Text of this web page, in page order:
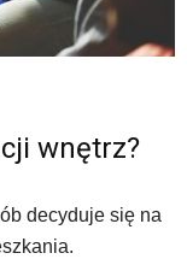
wnętrz?
decyduje się na